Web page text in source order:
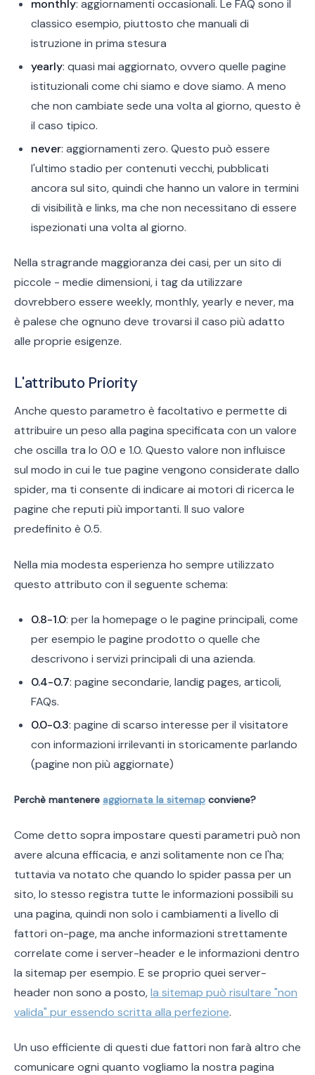
monthly: aggiornamenti occasionali. Le FAQ sono il
classico esempio, piuttosto che manuali di
istruzione in prima stesura
yearly: quasi mai aggiornato, ovvero quelle pagine
istituzionali come chi siamo e dove siamo. A meno
che non cambiate sede una volta al giorno, questo è
il caso tipico.
never: aggiornamenti zero. Questo può essere
l'ultimo stadio per contenuti vecchi, pubblicati
ancora sul sito, quindi che hanno un valore in termini
di visibilità e links, ma che non necessitano di essere
ispezionati una volta al giorno.
Nella stragrande maggioranza dei casi, per un sito di
piccole - medie dimensioni, i tag da utilizzare
dovrebbero essere weekly, monthly, yearly e never, ma
è palese che ognuno deve trovarsi il caso più adatto
alle proprie esigenze.
L'attributo Priority
Anche questo parametro è facoltativo e permette di
attribuire un peso alla pagina specificata con un valore
che oscilla tra lo 0.0 e 1.0. Questo valore non influisce
sul modo in cui le tue pagine vengono considerate dallo
spider, ma ti consente di indicare ai motori di ricerca le
pagine che reputi più importanti. Il suo valore
predefinito è 0.5.
Nella mia modesta esperienza ho sempre utilizzato
questo attributo con il seguente schema:
0.8-1.0: per la homepage o le pagine principali, come
per esempio le pagine prodotto o quelle che
descrivono i servizi principali di una azienda.
0.4-0.7: pagine secondarie, landig pages, articoli,
FAQs.
0.0-0.3: pagine di scarso interesse per il visitatore
con informazioni irrilevanti in storicamente parlando
(pagine non più aggiornate)
Perchè mantenere aggiornata la sitemap conviene?
Come detto sopra impostare questi parametri può non
avere alcuna efficacia, e anzi solitamente non ce l'ha;
tuttavia va notato che quando lo spider passa per un
sito, lo stesso registra tutte le informazioni possibili su
una pagina, quindi non solo i cambiamenti a livello di
fattori on-page, ma anche informazioni strettamente
correlate come i server-header e le informazioni dentro
la sitemap per esempio. E se proprio quei server-
header non sono a posto,la sitemap può risultare "non
valida" pur essendo scritta alla perfezione.
Un uso efficiente di questi due fattori non farà altro che
comunicare ogni quanto vogliamo la nostra pagina